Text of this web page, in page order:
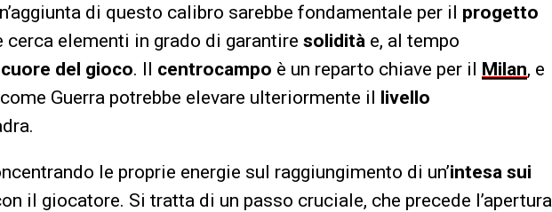
di questo calibro sarebbe fondamentale per il progetto
cerca elementi in grado di garantire solidità e, al tempo
cuore del gioco. Il centrocampo è un reparto chiave per il Milan, e
Guerra potrebbe elevare ulteriormente il livello
le proprie energie sul raggiungimento di un’intesa sui
il giocatore. Si tratta di un passo cruciale, che precede l’apertura